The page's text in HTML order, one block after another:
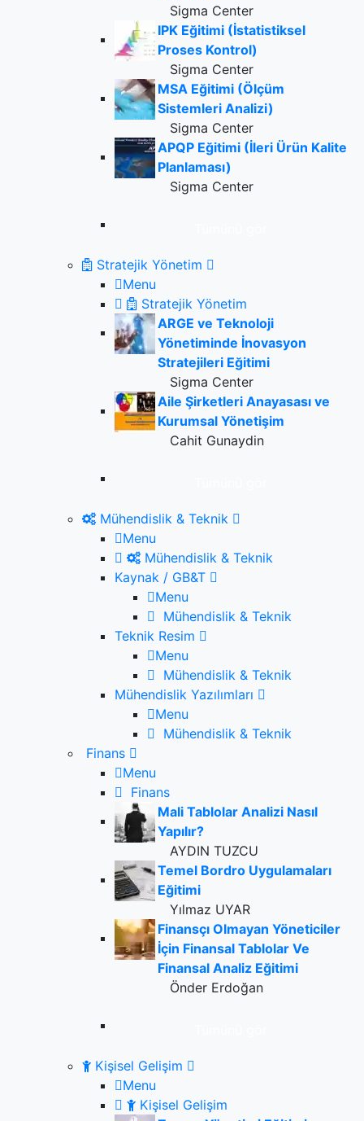
Sigma Center
IPK Eğitimi (İstatistiksel
Proses Kontrol)
Sigma Center
MSA Eğitimi (Ölçüm
Sistemleri Analizi)
Sigma Center
APQP Eğitimi (İleri Ürün Kalite
Planlaması)
Sigma Center
Stratejik Yönetim
Menu
Stratejik Yönetim
ARGE ve Teknoloji
Yönetiminde İnovasyon
Stratejileri Eğitimi
Sigma Center
Aile Şirketleri Anayasası ve
Kurumsal Yönetişim
Cahit Gunaydin
Mühendislik & Teknik
Menu
Mühendislik & Teknik
Kaynak / GB&T
Menu
Mühendislik & Teknik
Teknik Resim
Menu
Mühendislik & Teknik
Mühendislik Yazılımları
Menu
Mühendislik & Teknik
Finans
Menu
Finans
Mali Tablolar Analizi Nasıl
Yapılır?
AYDIN TUZCU
Temel Bordro Uygulamaları
Eğitimi
Yılmaz UYAR
Finansçı Olmayan Yöneticiler
İçin Finansal Tablolar Ve
Finansal Analiz Eğitimi
Önder Erdoğan
Kişisel Gelişim
Menu
Kişisel Gelişim